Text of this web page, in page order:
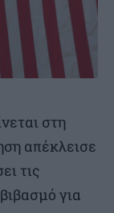
στη
απέκλεισε
τις
για